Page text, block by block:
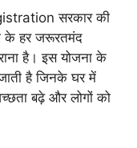
सरकार की
के हर जरूरतमंद
है। इस योजना के
है जिनके घर में
बढ़े और लोगों को